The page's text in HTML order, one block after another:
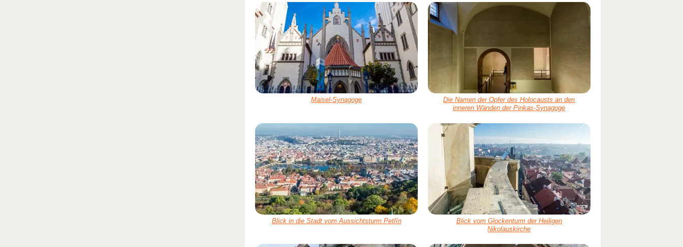
Maisel-Synagoge
Die Namen der Opfer des Holocausts an den
inneren Wänden der Pinkas-Synagoge
Blick in die Stadt vom Aussichtsturm Petřín
Blick vom Glockenturm der Heiligen
Nikolauskirche